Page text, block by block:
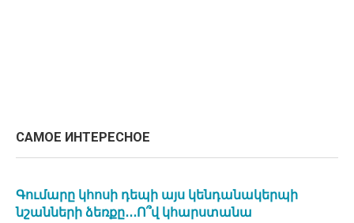
САМОЕ ИНТЕРЕСНОЕ
Գումարը կհոսի դեպի այս կենդանակերպի
նշանների ձեռքը․․․Ո՞վ կհարստանա